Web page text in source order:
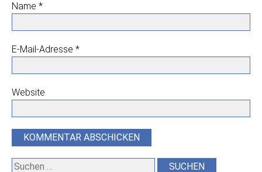
Name *
E-Mail-Adresse *
Website
Suchen